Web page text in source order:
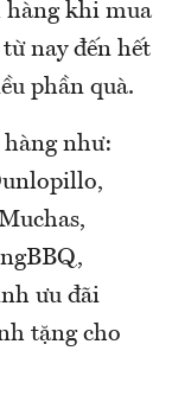
hàng khi mua
nay đến hết
phần quà.
hàng như:
ưu đãi
tặng cho